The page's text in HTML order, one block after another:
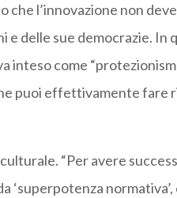
l’innovazione non
e delle sue democrazie. In
inteso come
puoi effettivamente fare
“Per avere
‘superpotenza